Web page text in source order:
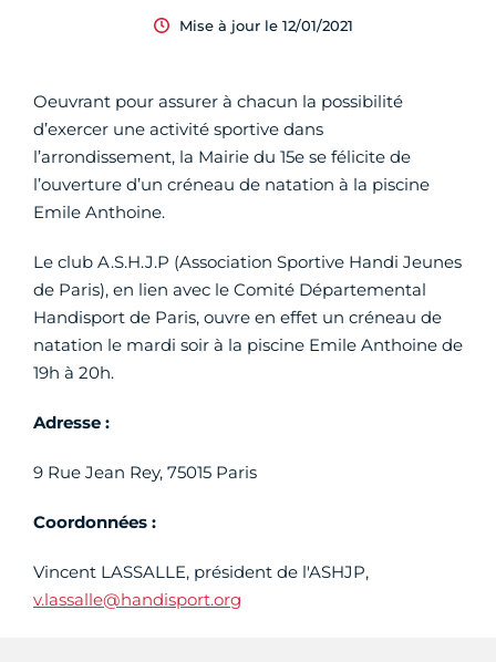
Mise à jour le 12/01/2021
Oeuvrant pour assurer à chacun la possibilité
d’exercer une activité sportive dans
l’arrondissement, la Mairie du 15e se félicite de
l’ouverture d’un créneau de natation à la piscine
Emile Anthoine.
Le club A.S.H.J.P (Association Sportive Handi Jeunes
de Paris), en lien avec le Comité Départemental
Handisport de Paris, ouvre en effet un créneau de
natation le mardi soir à la piscine Emile Anthoine de
19h à 20h.
Adresse :
9 Rue Jean Rey, 75015 Paris
Coordonnées :
Vincent LASSALLE, président de l'ASHJP,
v.lassalle@handisport.org